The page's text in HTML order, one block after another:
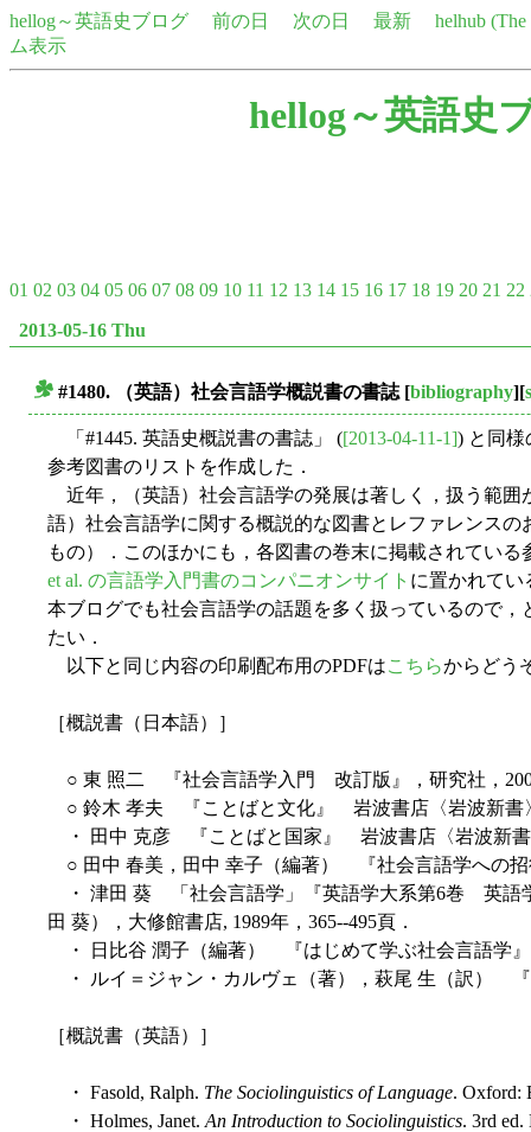
hellog～英語史ブログ 前の日 次の日 最新
helhub
ム表示
hellog～英語史
01 02 03 04 05 06 07 08 09 10 11 12 13 14 15 16 17 18 19 20 21 22
2013-05-16 Thu
#1480. （英語）社会言語学概説書の書誌 [bibliography][
「#1445. 英語史概説書の書誌」 ([2013-04-11-1]) と同様
参考図書のリストを作成した．
近年，（英語）社会言語学の発展は著しく，扱う範囲
語）社会言語学に関する概説的な図書とレファレンス
もの）．このほかにも，各図書の巻末に掲載されてい
et al. の言語学入門書のコンパニオンサイト に置かれてい
本ブログでも社会言語学の話題を多く扱っているので，
たい．
以下と同じ内容の印刷配布用のPDFはこちらからどう
［概説書（日本語）］
○ 東 照二 『社会言語学入門 改訂版』，研究社，
○ 鈴木 孝夫 『ことばと文化』 岩波書店〈岩波新書
・ 田中 克彦 『ことばと国家』 岩波書店〈岩波新書
○ 田中 春美，田中 幸子（編著） 『社会言語学への
・ 津田 葵 「社会言語学」『英語学大系第6巻 英語
田 葵），大修館書店, 1989年，365--495頁．
・ 日比谷 潤子（編著） 『はじめて学ぶ社会言語学
・ ルイ＝ジャン・カルヴェ（著），萩尾 生（訳）
［概説書（英語）］
・ Fasold, Ralph. The Sociolinguistics of Language. Oxford:
・ Holmes, Janet. An Introduction to Sociolinguistics. 3rd ed.